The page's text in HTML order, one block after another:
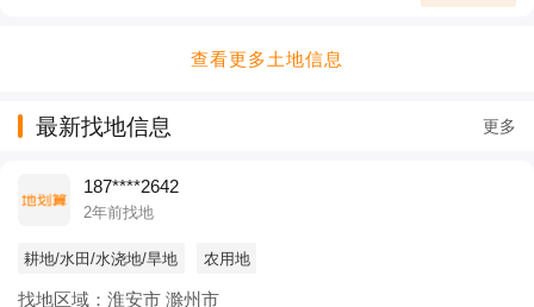
查看更多土地信息
最新找地信息 更多
187****2642
2年前找地
耕地/水田/水浇地/旱地 农用地
找地区域：淮安市 滁州市